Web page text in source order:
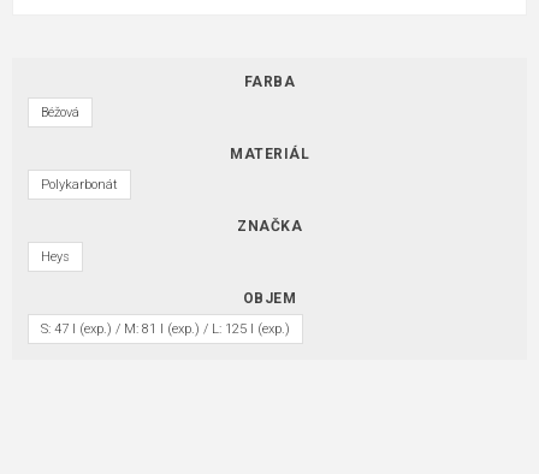
FARBA
Béžová
MATERIÁL
Polykarbonát
ZNAČKA
Heys
OBJEM
S: 47 l (exp.) / M: 81 l (exp.) / L: 125 l (exp.)